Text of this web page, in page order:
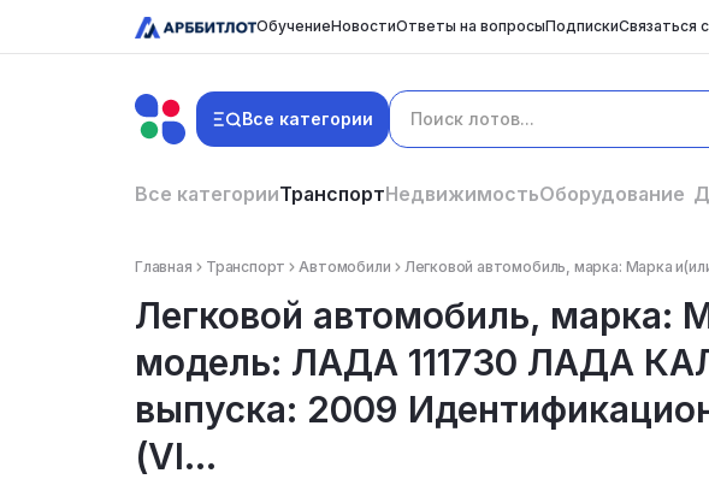
ОбучениеНовостиОтветы на вопросыПодпискиСвязаться
Все категории
Все категорииТранспортНедвижимостьОборудование
Главная Транспорт Автомобили Легковой автомобиль, марка: Марка
Легковой автомобиль, марка:
модель: ЛАДА 111730 ЛАДА
выпуска: 2009
(VI...